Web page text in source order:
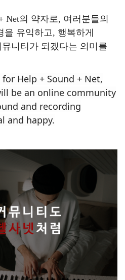
Net의 약자로, 여러분들의
을 유익하고, 행복하게
니티가 되겠다는 의미를
Help + Sound + Net,
be an online community
and recording
and happy.